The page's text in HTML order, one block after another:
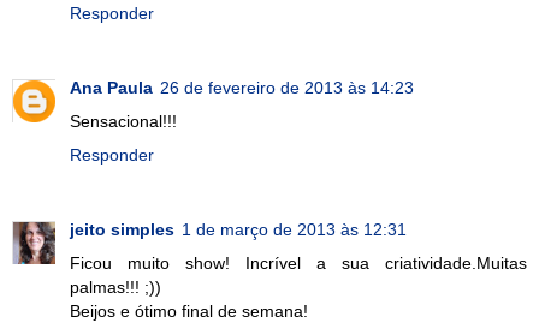
Responder
Ana Paula 26 de fevereiro de 2013 às 14:23
Sensacional!!!
Responder
jeito simples 1 de março de 2013 às 12:31
Ficou muito show! Incrível a sua criatividade.Muitas
palmas!!! ;))
Beijos e ótimo final de semana!